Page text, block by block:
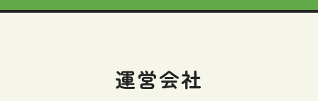
運営会社